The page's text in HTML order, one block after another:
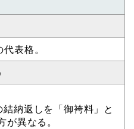
表格。
納返しを「御袴料」と
異なる。